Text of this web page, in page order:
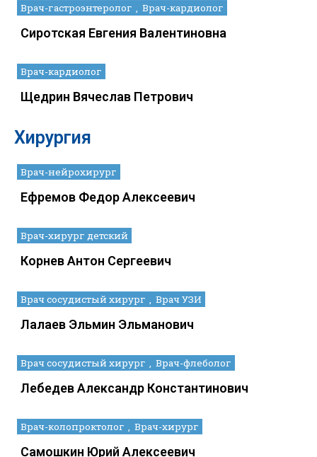
Врач-гастроэнтеролог Врач-кардиолог
Сиротская Евгения Валентиновна
Врач-кардиолог
Щедрин Вячеслав Петрович
Хирургия
Врач-нейрохирург
Ефремов Федор Алексеевич
Врач-хирург детский
Корнев Антон Сергеевич
Врач сосудистый хирург Врач УЗИ
Лалаев Эльмин Эльманович
Врач сосудистый хирург Врач-флеболог
Лебедев Александр Константинович
Врач-колопроктолог Врач-хирург
Самошкин Юрий Алексеевич